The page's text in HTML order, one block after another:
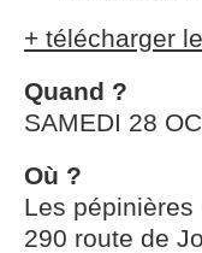
+ télécharger
Quand ?
SAMEDI 28
Où ?
Les pépinières
290 route de